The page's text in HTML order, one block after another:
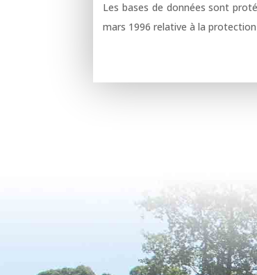
Les bases de données sont
mars 1996 relative à la